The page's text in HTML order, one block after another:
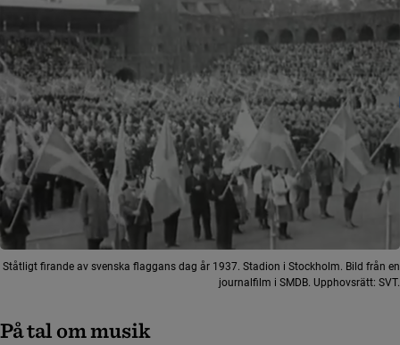
Ståtligt firande av svenska flaggans dag år 1937. Stadion i Stockholm. Bild från en
journalfilm i SMDB. Upphovsrätt: SVT.
På tal om musik